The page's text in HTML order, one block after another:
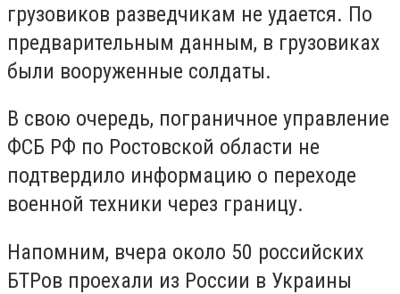
грузовиков разведчикам не удается. По
предварительным данным, в грузовиках
были вооруженные солдаты.
В свою очередь, пограничное управление
ФСБ РФ по Ростовской области не
подтвердило информацию о переходе
военной техники через границу.
Напомним, вчера около 50 российских
БТРов проехали из России в Украины